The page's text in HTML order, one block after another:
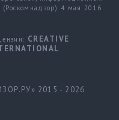
4 мая 2016
CREATIVE
2015 - 2026